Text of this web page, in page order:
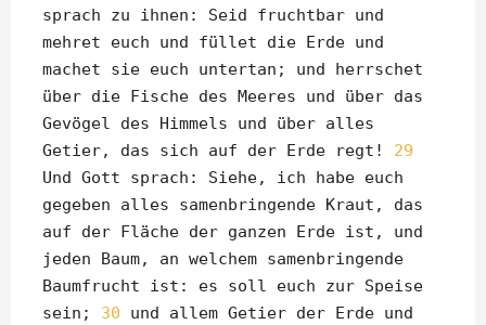
sprach zu ihnen: Seid fruchtbar und
mehret euch und füllet die Erde und
machet sie euch untertan; und herrschet
über die Fische des Meeres und über das
Gevögel des Himmels und über alles
Getier, das sich auf der Erde regt! 29
Und Gott sprach: Siehe, ich habe euch
gegeben alles samenbringende Kraut, das
auf der Fläche der ganzen Erde ist, und
jeden Baum, an welchem samenbringende
Baumfrucht ist: es soll euch zur Speise
sein; 30 und allem Getier der Erde und